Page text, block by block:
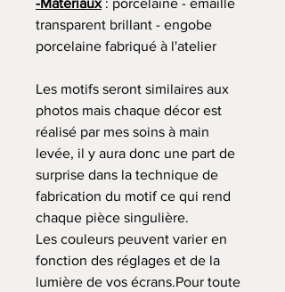
transparent brillant - engobe
porcelaine fabriqué à l'atelier
Les motifs seront similaires aux
photos mais chaque décor est
réalisé par mes soins à main
levée, il y aura donc une part de
surprise dans la technique de
fabrication du motif ce qui rend
chaque pièce singulière.
Les couleurs peuvent varier en
fonction des réglages et de la
lumière de vos écrans.Pour toute